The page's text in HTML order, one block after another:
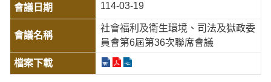
114-03-19
社會福利及衛生環境、司法及獄政委
員會第6屆第36次聯席會議